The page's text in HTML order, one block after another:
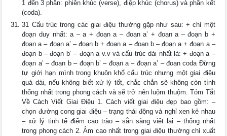
1 đến 3 phần: phiên khúc (verse), điệp khúc (chorus) và phần kết
(coda).
31 Cấu trúc trong các giai điệu thường gặp như sau: + chỉ một
đoạn duy nhất: a – a + đoạn a – đoạn a’ + đoạn a – đoạn b +
đoạn a – đoạn a’ – đoạn b + đoạn a – đoạn b – đoạn a + đoạn a –
đoạn b – đoạn b’ – đoạn a v.v và cấu trúc dài nhất là: + đoạn a –
đoạn a’ – đoạn b – đoạn b’ – đoạn a – đoạn a’ – đoạn coda Đừng
tự giới hạn mình trong khuôn khổ cấu trúc nhưng một giai điệu
quá dài, nếu không biết xử lý tốt, chắc chắn sẽ không còn tính
thống nhất trong phong cách và sẽ trở nên luộm thuộm. Tóm Tắt
Về Cách Viết Giai Điệu 1. Cách viết giai điệu đẹp bao gồm: –
chọn đường cong giai điệu – trạng thái động và nghỉ xen kẻ nhau
– xử lý tinh tế điểm cao trào – sẳn sàng viết lại – thống nhất
trong phong cách 2. Âm cao nhất trong giai điệu thường chỉ xuất